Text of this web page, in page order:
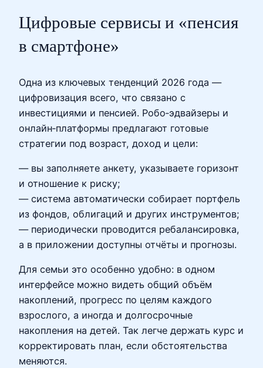
Цифровые сервисы и «пенсия
в смартфоне»
Одна из ключевых тенденций 2026 года —
цифровизация всего, что связано с
инвестициями и пенсией. Робо‑эдвайзеры и
онлайн‑платформы предлагают готовые
стратегии под возраст, доход и цели:
— вы заполняете анкету, указываете горизонт
и отношение к риску;
— система автоматически собирает портфель
из фондов, облигаций и других инструментов;
— периодически проводится ребалансировка,
а в приложении доступны отчёты и прогнозы.
Для семьи это особенно удобно: в одном
интерфейсе можно видеть общий объём
накоплений, прогресс по целям каждого
взрослого, а иногда и долгосрочные
накопления на детей. Так легче держать курс и
корректировать план, если обстоятельства
меняются.